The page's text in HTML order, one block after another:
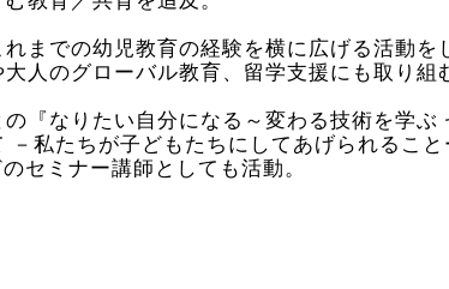
までの幼児教育の経験を横に広げる活動を
人のグローバル教育、留学支援にも取り組
の『なりたい自分になる～変わる技術を学ぶ
－私たちが子どもたちにしてあげられるこ
セミナー講師としても活動。